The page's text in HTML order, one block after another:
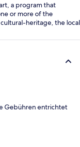
a program that
or more of the
heritage, the local
Gebühren entrichtet